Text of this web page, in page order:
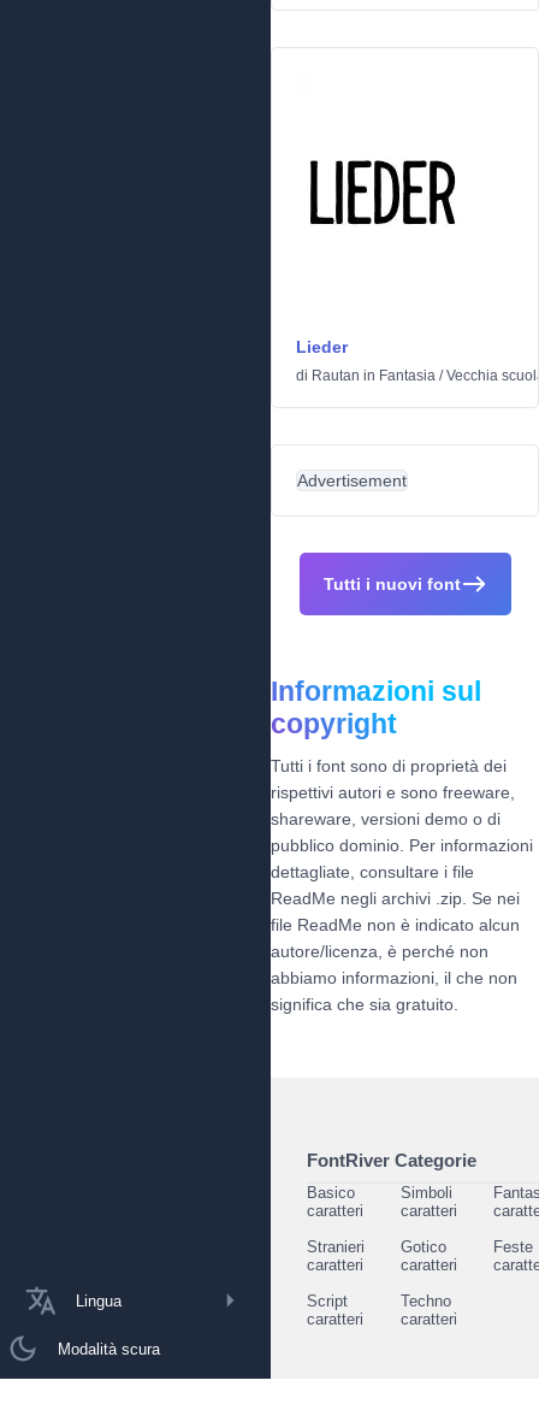
Lingua
Modalità scura
Lieder
di Rautan in Fantasia /Vecchia
Advertisement
Tutti i nuovi font
Informazioni sul
copyright
Tutti i font sono di proprietà dei
rispettivi autori e sono freeware,
shareware, versioni demo o di
pubblico dominio. Per informazioni
dettagliate, consultare i file
ReadMe negli archivi .zip. Se nei
file ReadMe non è indicato alcun
autore/licenza, è perché non
abbiamo informazioni, il che non
significa che sia gratuito.
FontRiver Categorie
Basico
caratteri
Simboli
caratteri
Stranieri
caratteri
Gotico
caratteri
Feste
Script
caratteri
Techno
caratteri